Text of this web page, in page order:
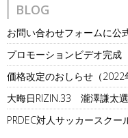
BLOG
お問い合わせフォームに公
プロモーションビデオ完成
価格改定のおしらせ（2022
大晦日RIZIN.33 瀧澤謙太
PRDEC対人サッカースクー